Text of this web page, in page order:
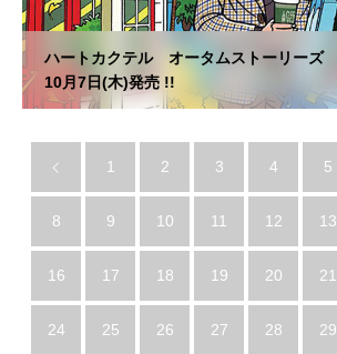
ハートカクテル オータムストーリーズ
10月7日(木)発売 !!
1 2 3 4 5
8 9 10 11 12 13
16 17 18 19 20 21
24 25 26 27 28 29